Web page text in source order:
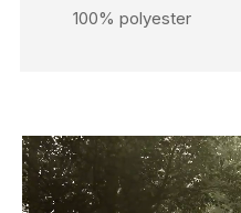
100% polyester